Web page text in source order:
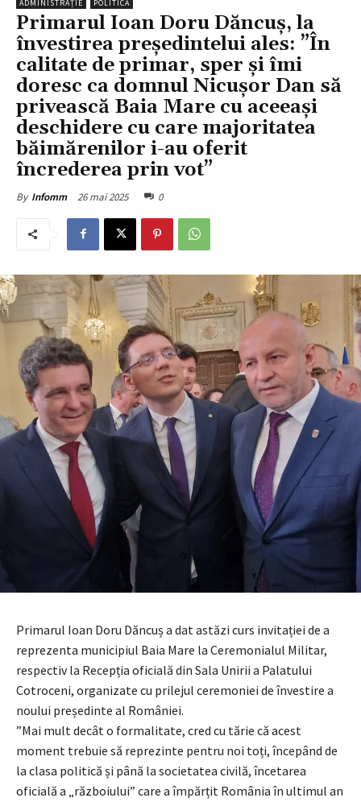
ADMINISTRAȚIE POLITICĂ
Primarul Ioan Doru Dăncuș, la
învestirea președintelui ales: ”În
calitate de primar, sper și îmi
doresc ca domnul Nicușor Dan să
privească Baia Mare cu aceeași
deschidere cu care majoritatea
băimărenilor i-au oferit
încrederea prin vot”
By Infomm 26 mai 2025 0
Primarul Ioan Doru Dăncuș a dat astăzi curs invitației de a
reprezenta municipiul Baia Mare la Ceremonialul Militar,
respectiv la Recepția oficială din Sala Unirii a Palatului
Cotroceni, organizate cu prilejul ceremoniei de învestire a
noului președinte al României.
”Mai mult decât o formalitate, cred cu tărie că acest
moment trebuie să reprezinte pentru noi toți, începând de
la clasa politică și până la societatea civilă, încetarea
oficială a „războiului” care a împărțit România în ultimul an